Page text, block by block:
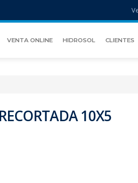
VENTA ONLINE HIDROSOL CLIENTES
10X5